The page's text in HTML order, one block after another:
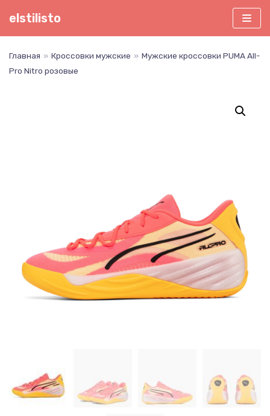
Перейти
elstilisto
Главная » Кроссовки мужские » Мужские кроссовки PUMA All-
Pro Nitro розовые